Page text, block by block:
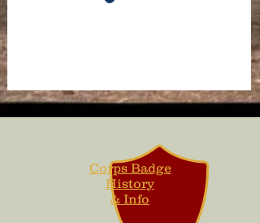
Corps Badge
History
& Info